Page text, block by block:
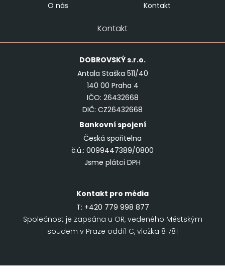
O nás
Kontakt
Kontakt
DOBROVSKÝs.r.o.
Antala Staška 511/40
140 00 Praha 4
IČO: 26432668
DIČ: CZ26432668
Bankovní spojení
Česká spořitelna
č.ú.: 0099447389/0800
Jsme plátci DPH
Kontakt pro média
T: +420 779 998 877
Společnost je zapsána u OR, vedeného Městským
soudem v Praze oddíl C, vložka 81781